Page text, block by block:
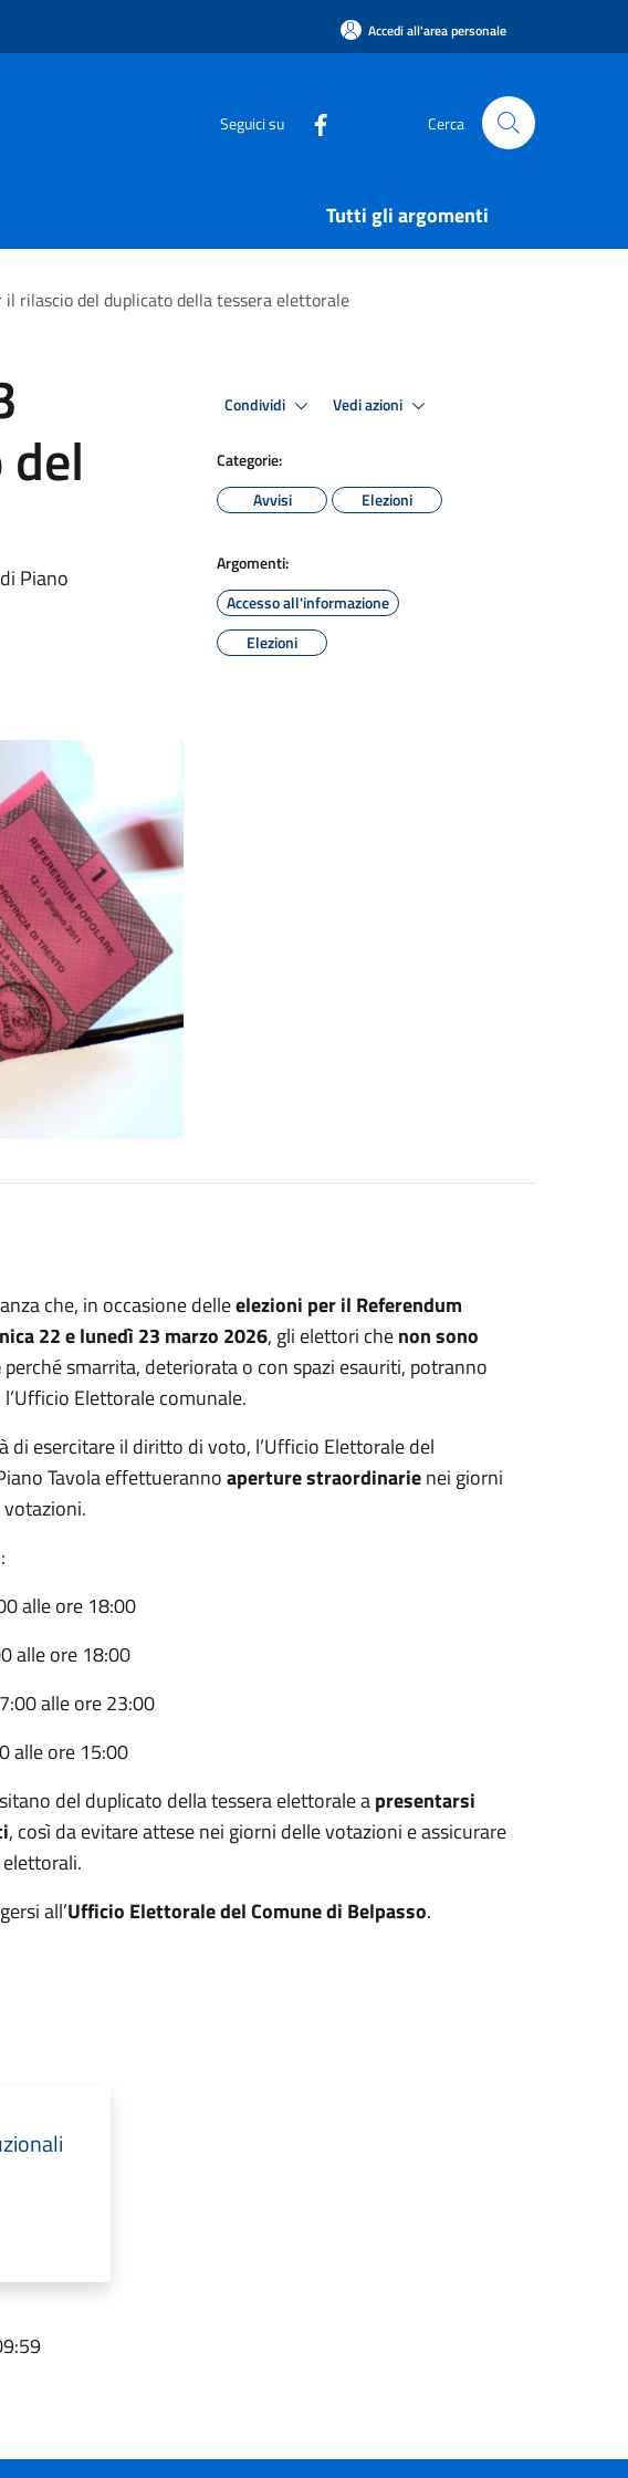
Accedi all'area personale
Seguici su Cerca
Tutti gli argomenti
rilascio del duplicato della tessera elettorale
Piano
Condividi Vedi azioni
Categorie:
Avvisi
Elezioni
Argomenti:
Accesso all'informazione
Elezioni
che, in occasione delleelezioni per il Referendum
22 e lunedì 23 marzo 2026, gli elettori chenon sono
perché smarrita, deteriorata o con spazi esauriti, potranno
l’Ufficio Elettorale comunale.
esercitare il diritto di voto, l’Ufficio Elettorale del
Tavola effettuerannoaperture straordinarienei giorni
alle ore 18:00
alle ore 18:00
alle ore 23:00
alle ore 15:00
del duplicato della tessera elettorale apresentarsi
, così da evitare attese nei giorni delle votazioni e assicurare
all’Ufficio Elettorale del Comune di Belpasso.